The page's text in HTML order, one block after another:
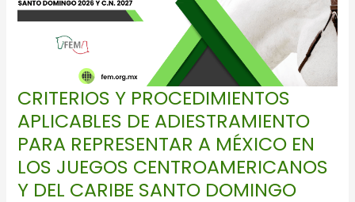
CRITERIOS Y PROCEDIMIENTOS
APLICABLES DE ADIESTRAMIENTO
PARA REPRESENTAR A MÉXICO EN
LOS JUEGOS CENTROAMERICANOS
Y DEL CARIBE SANTO DOMINGO
PARA
LOS
JUEGOS
CENTROAMERICANOS
Y
DEL